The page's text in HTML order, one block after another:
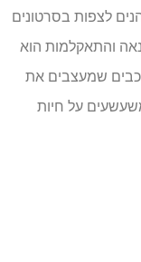
לצפות בסרטונים
והתאקלמות הוא
שמעצבים את
על חיות